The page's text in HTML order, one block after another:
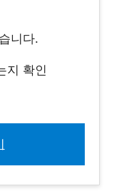
니다.
지 확인